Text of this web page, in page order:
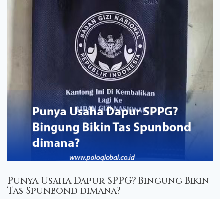
Punya Usaha Dapur SPPG? Bingung Bikin
Tas Spunbond dimana?